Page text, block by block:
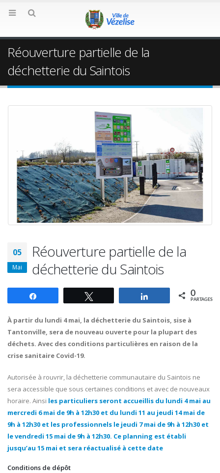
Réouverture partielle de la
déchetterie du Saintois
05
Mai
Réouverture partielle de la
déchetterie du Saintois
Partagez 0
PARTAGES
À partir du lundi 4 mai, la déchetterie du Saintois, sise à
Tantonville, sera de nouveau ouverte pour la plupart des
déchets. Avec des conditions particulières en raison de la
crise sanitaire Covid-19.
Autorisée à rouvrir, la déchetterie communautaire du Saintois ne
sera accessible que sous certaines conditions et avec de nouveaux
horaire. Ainsi les particuliers seront accueillis du lundi 4 mai au
mercredi 6 mai de 9h à 12h30 et du lundi 11 au jeudi 14 mai de
9h à 12h30 et les professionnels le jeudi 7 mai de 9h à 12h30 et
le vendredi 15 mai de 9h à 12h30. Ce planning est établi
jusqu’au 15 mai et sera réactualisé à cette date
Conditions de dépôt